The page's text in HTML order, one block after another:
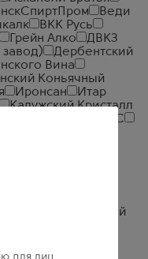
Веди
ВКК Русь
Грейн Алко
ДВКЗ
Дербентский
Вина
Коньячный
Иронсан
Итар
Калужский Кристалл
завод)
КВС
Алаверди
Винодельческий
для лиц